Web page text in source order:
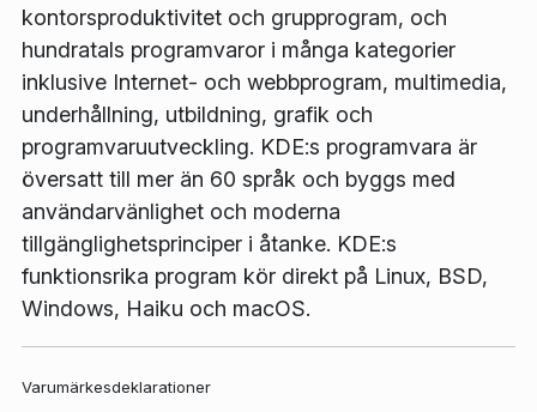
kontorsproduktivitet och grupprogram, och
hundratals programvaror i många kategorier
inklusive Internet- och webbprogram, multimedia,
underhållning, utbildning, grafik och
programvaruutveckling. KDE:s programvara är
översatt till mer än 60 språk och byggs med
användarvänlighet och moderna
tillgänglighetsprinciper i åtanke. KDE:s
funktionsrika program kör direkt på Linux, BSD,
Windows, Haiku och macOS.
Varumärkesdeklarationer